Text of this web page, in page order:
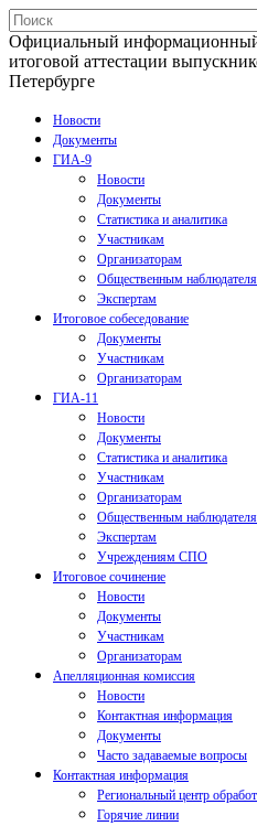
Официальный информационный
итоговой аттестации
Петербурге
Новости
Документы
ГИА-9
Новости
Документы
Статистика и аналитика
Участникам
Организаторам
Общественным
Экспертам
Итоговое собеседование
Документы
Участникам
Организаторам
ГИА-11
Новости
Документы
Статистика и аналитика
Участникам
Организаторам
Общественным
Экспертам
Учреждениям СПО
Итоговое сочинение
Новости
Документы
Участникам
Организаторам
Апелляционная комиссия
Новости
Контактная информация
Документы
Часто задаваемые вопросы
Контактная информация
Региональный центр
Горячие линии